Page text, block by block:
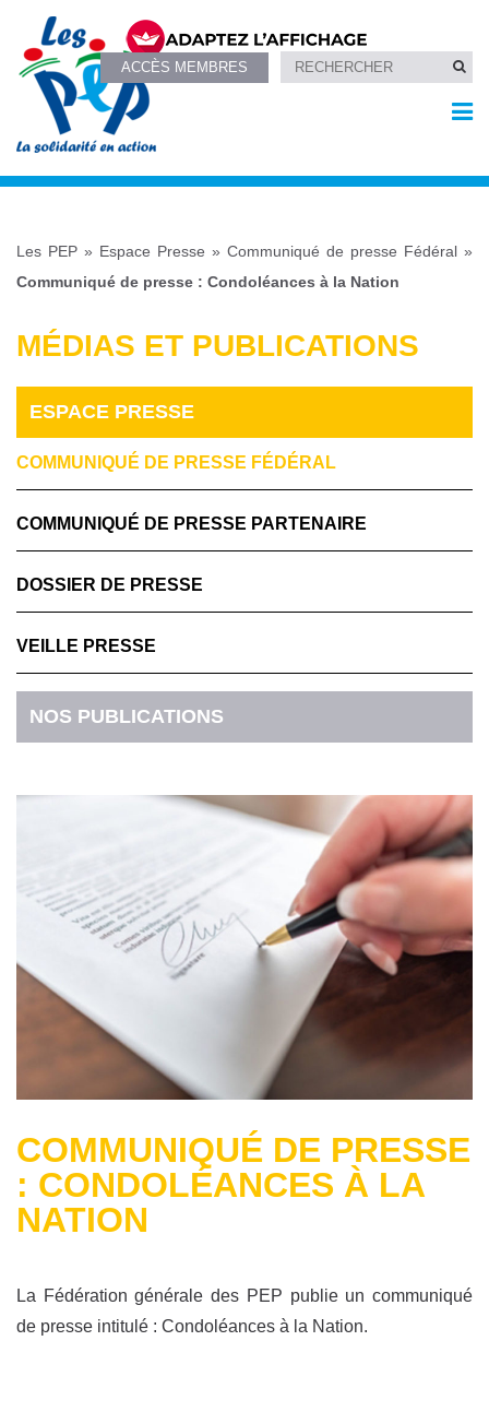
ACCÈS MEMBRES
Les PEP » Espace Presse » Communiqué de presse Fédéral »
Communiqué de presse : Condoléances à la Nation
MÉDIAS ET PUBLICATIONS
ESPACE PRESSE
COMMUNIQUÉ DE PRESSE FÉDÉRAL
COMMUNIQUÉ DE PRESSE PARTENAIRE
DOSSIER DE PRESSE
VEILLE PRESSE
NOS PUBLICATIONS
COMMUNIQUÉ DE PRESSE
: CONDOLÉANCES À LA
NATION
La Fédération générale des PEP publie un communiqué
de presse intitulé : Condoléances à la Nation.